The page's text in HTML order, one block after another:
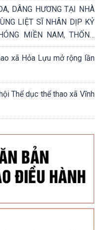
DÂNG HƯƠNG TẠI NHÀ
LIỆT SĨ NHÂN DỊP KỶ
MIỀN NAM, THỐNG
- 30/4/2026)
xã Hỏa Lựu mở rộng lần
dục thể thao xã Vĩnh